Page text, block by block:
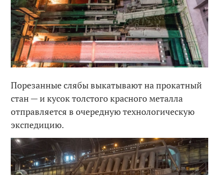
Порезанные слябы выкатывают на прокатный
стан — и кусок толстого красного металла
отправляется в очередную технологическую
экспедицию.